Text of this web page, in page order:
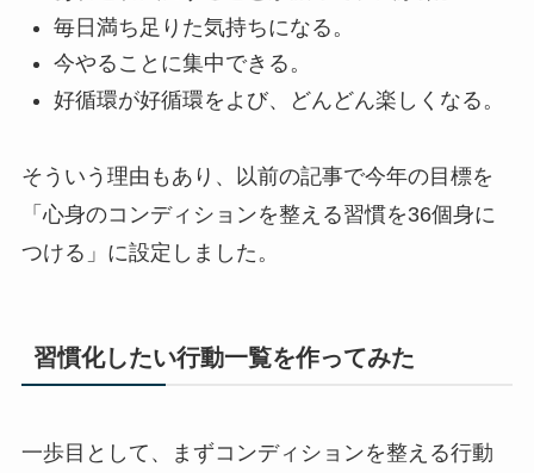
毎日満ち足りた気持ちになる。
今やることに集中できる。
好循環が好循環をよび、どんどん楽しくなる。
そういう理由もあり、以前の記事で今年の目標を
「心身のコンディションを整える習慣を36個身に
つける」に設定しました。
習慣化したい行動一覧を作ってみた
一歩目として、まずコンディションを整える行動